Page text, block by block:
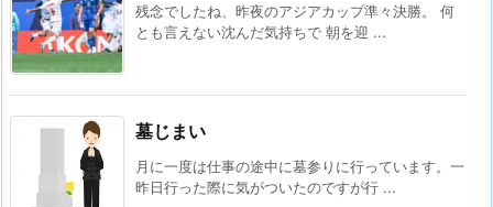
残念でしたね、昨夜のアジアカップ準々決勝。 何
とも言えない沈んだ気持ちで 朝を迎 ...
墓じまい
月に一度は仕事の途中に墓参りに行っています。一
昨日行った際に気がついたのですが行 ...